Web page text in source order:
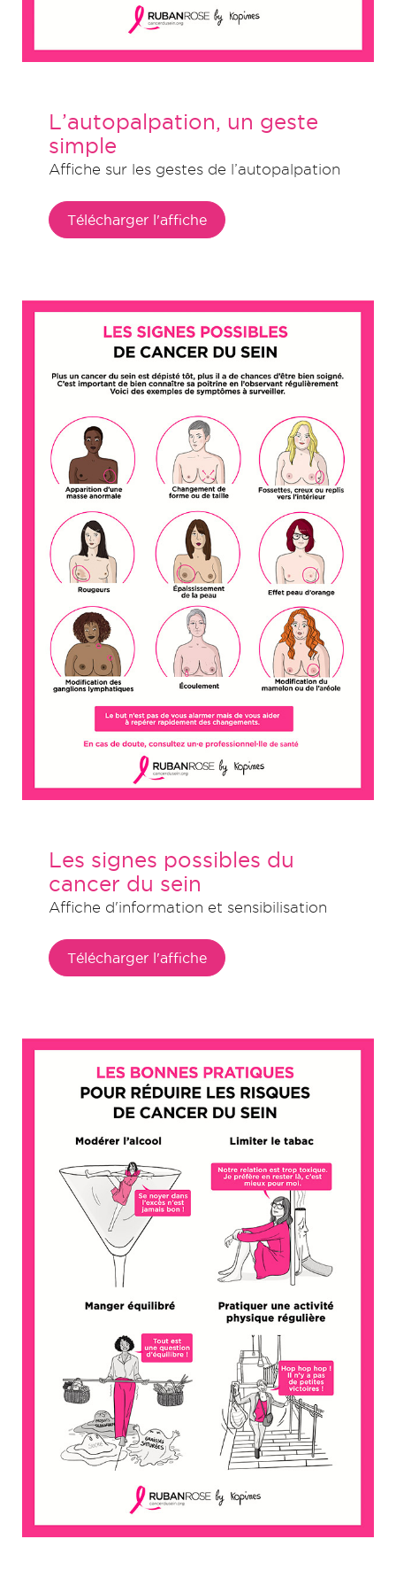
L’autopalpation, un geste
simple
Affiche sur les gestes de l’autopalpation
Télécharger l'affiche
Les signes possibles du
cancer du sein
Affiche d'information et sensibilisation
Télécharger l'affiche